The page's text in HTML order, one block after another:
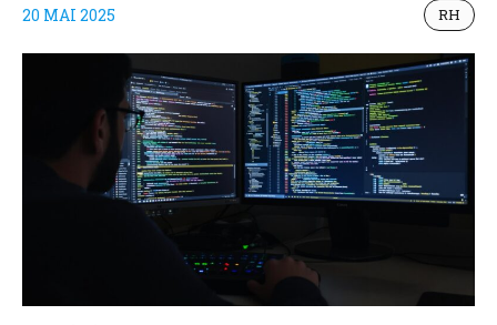
20 MAI 2025 RH